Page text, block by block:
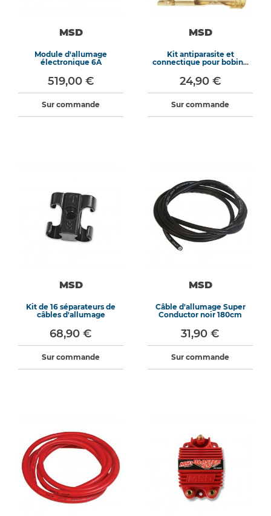
MSD
Module d'allumage
électronique 6A
519,00 €
Sur commande
MSD
Kit antiparasite et
connectique pour bobine
24,90 €
Sur commande
MSD
Kit de 16 séparateurs de
câbles d'allumage
68,90 €
Sur commande
MSD
Câble d'allumage Super
Conductor noir 180cm
31,90 €
Sur commande